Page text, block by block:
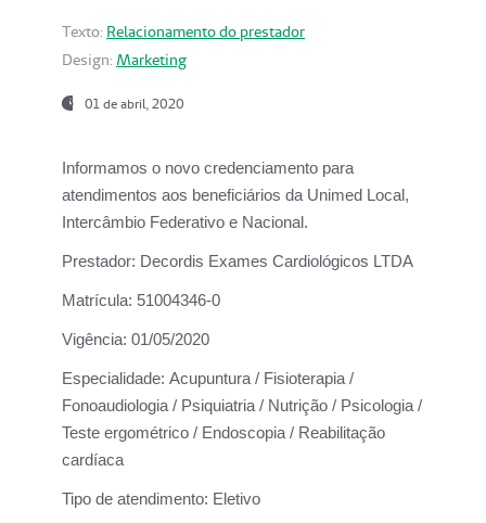
Texto: Relacionamento do prestador
Design: Marketing
01 de abril, 2020
Informamos o novo credenciamento para
atendimentos aos beneficiários da Unimed Local,
Intercâmbio Federativo e Nacional.
Prestador: Decordis Exames Cardiológicos LTDA
Matrícula: 51004346-0
Vigência: 01/05/2020
Especialidade: Acupuntura / Fisioterapia /
Fonoaudiologia / Psiquiatria / Nutrição / Psicologia /
Teste ergométrico / Endoscopia / Reabilitação
cardíaca
Tipo de atendimento: Eletivo